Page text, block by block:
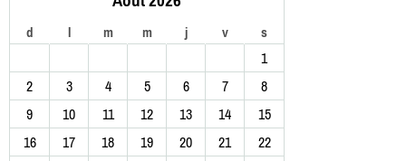
d l m m j v s
1
2
3 4 5 6 7
8
9
10 11 12 13 14
15
16
17 18 19 20 21
22